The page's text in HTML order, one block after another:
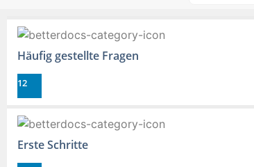
Häufig gestellte Fragen
12
Erste Schritte